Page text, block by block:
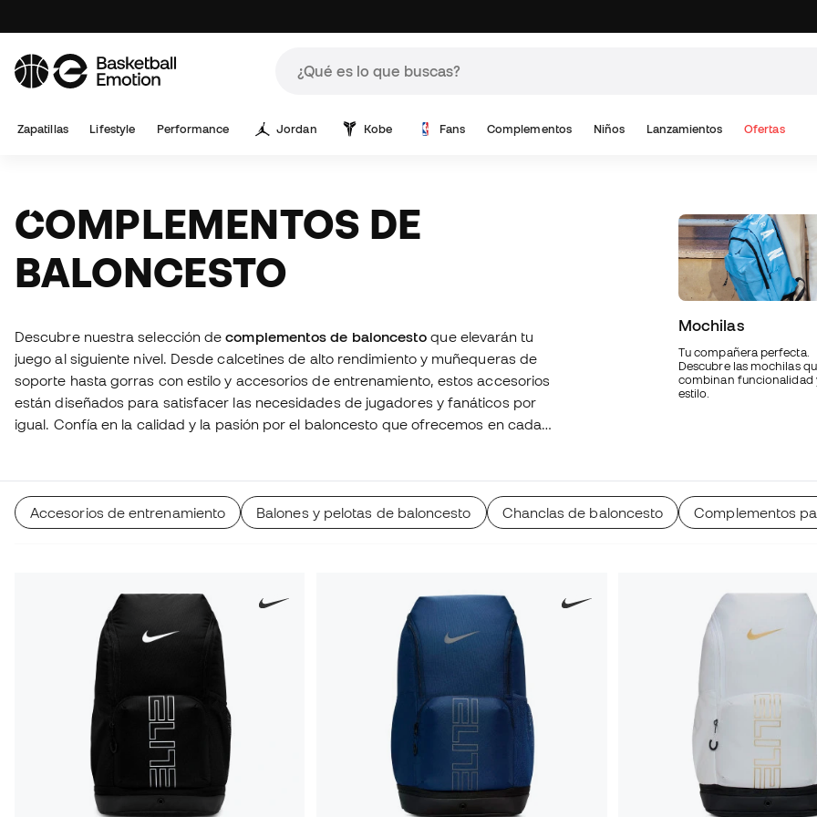
Zapatillas Lifestyle Performance Jordan Kobe Fans Complementos Niños Lanzamientos Ofertas
COMPLEMENTOS DE
BALONCESTO
Descubre nuestra selección decomplementos de baloncesto que elevarán tu
juego al siguiente nivel. Desde calcetines de alto rendimiento y muñequeras de
soporte hasta gorras con estilo y accesorios de entrenamiento, estos accesorios
están diseñados para satisfacer las necesidades de jugadores y fanáticos por
igual. Confía en la calidad y la pasión por el baloncesto que ofrecemos en cada
Mochilas
Tu compañera perfecta.
Descubre las mochilas
combinan funcionalidad
estilo.
Accesorios de entrenamiento Balones y pelotas de baloncesto Chanclas de baloncesto Complementos